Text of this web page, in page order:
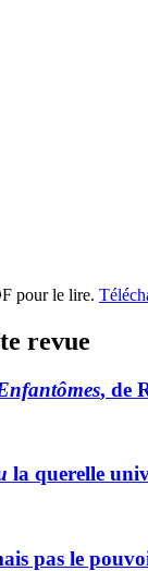
pour le lire.
revue
, de
la querelle
pas le